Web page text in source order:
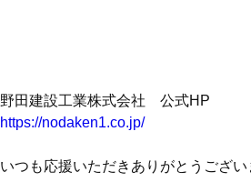
野田建設工業株式会社 公式HP
https://nodaken1.co.jp/
いつも応援いただきありがとうござい